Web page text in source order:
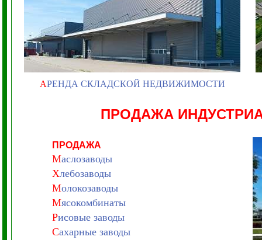
АРЕНДА СКЛАДСКОЙ НЕДВИЖИМОСТИ
ПРОДАЖА
ПРОДАЖА
Маслозаводы
Хлебозаводы
Молокозаводы
Мясокомбинаты
Рисовые заводы
Сахарные заводы